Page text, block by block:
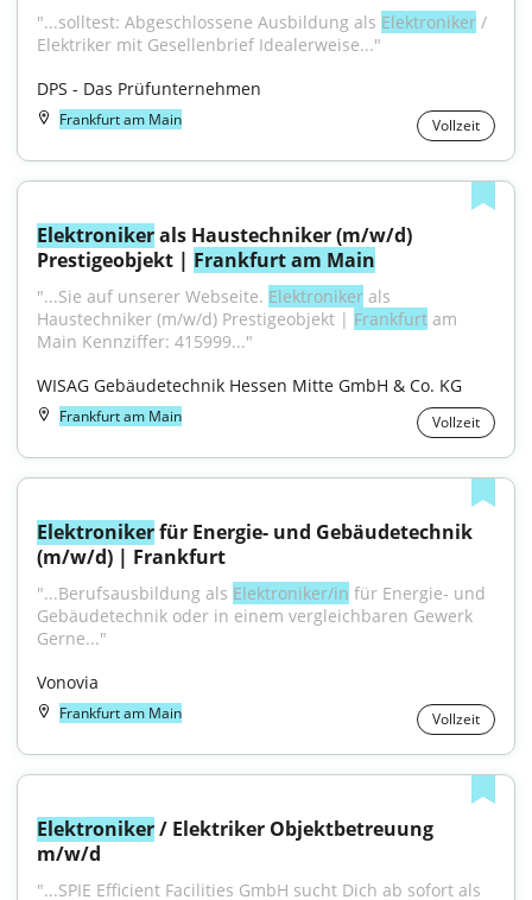
"...solltest: Abgeschlossene Ausbildung als Elektroniker /
Elektriker mit Gesellenbrief Idealerweise..."
DPS - Das Prüfunternehmen
Frankfurt am Main Vollzeit
Elektroniker als Haustechniker (m/w/d)
Prestigeobjekt | Frankfurt am Main
"...Sie auf unserer Webseite. Elektroniker als
Haustechniker (m/w/d) Prestigeobjekt | Frankfurt am
Main Kennziffer: 415999..."
WISAG Gebäudetechnik Hessen Mitte GmbH & Co. KG
Frankfurt am Main Vollzeit
Elektroniker für Energie- und Gebäudetechnik
(m/w/d) | Frankfurt
"...Berufsausbildung als Elektroniker/in für Energie- und
Gebäudetechnik oder in einem vergleichbaren Gewerk
Gerne..."
Vonovia
Frankfurt am Main Vollzeit
Elektroniker / Elektriker Objektbetreuung
m/w/d